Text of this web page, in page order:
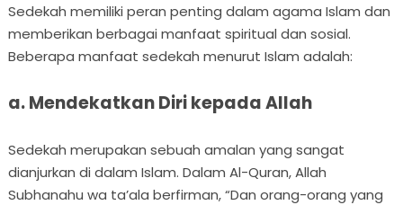
Sedekah memiliki peran penting dalam agama Islam dan
memberikan berbagai manfaat spiritual dan sosial.
Beberapa manfaat sedekah menurut Islam adalah:
a. Mendekatkan Diri kepada Allah
Sedekah merupakan sebuah amalan yang sangat
dianjurkan di dalam Islam. Dalam Al-Quran, Allah
Subhanahu wa ta’ala berfirman, “Dan orang-orang yang